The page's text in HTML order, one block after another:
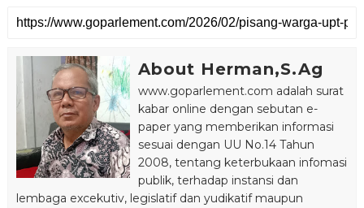
About Herman,S.Ag
www.goparlement.com adalah surat
kabar online dengan sebutan e-
paper yang memberikan informasi
sesuai dengan UU No.14 Tahun
2008, tentang keterbukaan infomasi
publik, terhadap instansi dan
lembaga excekutiv, legislatif dan yudikatif maupun